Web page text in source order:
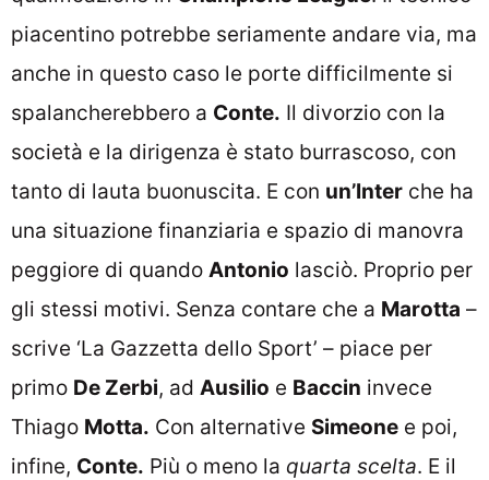
piacentino potrebbe seriamente andare via, ma
anche in questo caso le porte difficilmente si
spalancherebbero a Conte. Il divorzio con la
società e la dirigenza è stato burrascoso, con
tanto di lauta buonuscita. E con un’Inter che ha
una situazione finanziaria e spazio di manovra
peggiore di quando Antonio lasciò. Proprio per
gli stessi motivi. Senza contare che a Marotta –
scrive ‘La Gazzetta dello Sport’ – piace per
primo De Zerbi, ad Ausilio e Baccin invece
Thiago Motta. Con alternative Simeone e poi,
infine, Conte. Più o meno la quarta scelta. E il